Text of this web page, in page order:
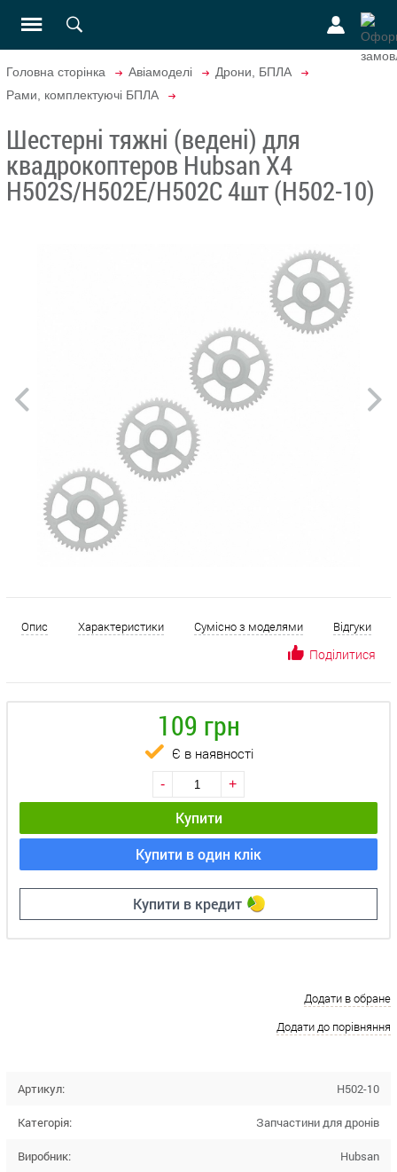
Головна сторінка Авіамоделі
Дрони, БПЛА
Рами, комплектуючі БПЛА
Шестерні тяжні (ведені) для
квадрокоптеров Hubsan X4
H502S/H502E/H502C 4шт (H502-10)
Опис Характеристики Сумісно з моделями Відгуки
Поділитися
109 грн
Є в наявності
- +
Купити
Купити в один клік
Купити в кредит
Додати в обране
Додати до порівняння
Артикул: H502-10
Категорія: Запчастини для дронів
Виробник: Hubsan